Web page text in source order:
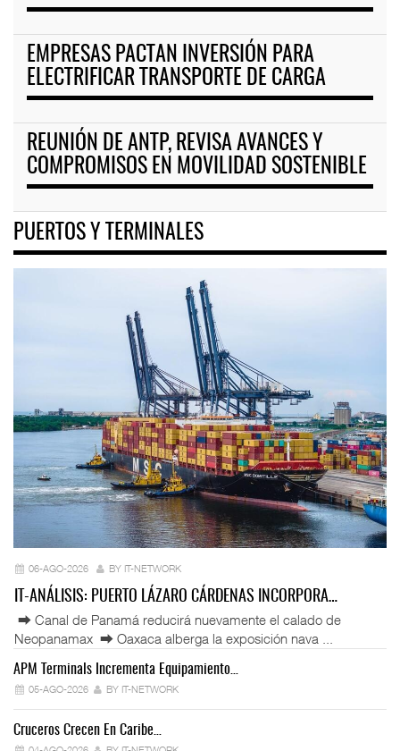
EMPRESAS PACTAN INVERSIÓN PARA
ELECTRIFICAR TRANSPORTE DE CARGA
REUNIÓN DE ANTP, REVISA AVANCES Y
COMPROMISOS EN MOVILIDAD SOSTENIBLE
PUERTOS Y TERMINALES
06-AGO-2026 BY IT-NETWORK
IT-ANÁLISIS: PUERTO LÁZARO CÁRDENAS INCORPORA…
⮕ Canal de Panamá reducirá nuevamente el calado de
Neopanamax ⮕ Oaxaca alberga la exposición nava ...
APM Terminals Incrementa Equipamiento…
05-AGO-2026 BY IT-NETWORK
Cruceros Crecen En Caribe…